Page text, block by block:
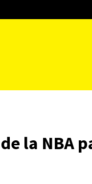
la NBA